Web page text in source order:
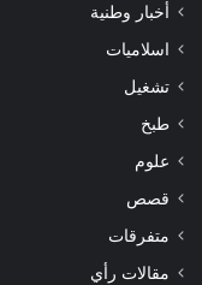
أخبار وطنية
اسلاميات
تشغيل
طبخ
علوم
قصص
متفرقات
مقالات رأي